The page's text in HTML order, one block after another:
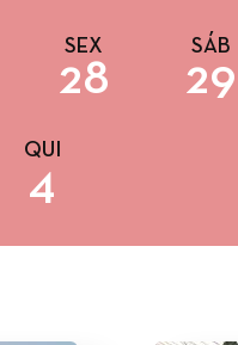
SEX
28
SÁB
29
QUI
4